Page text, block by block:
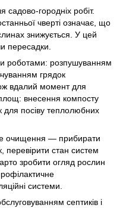
городніх робіт.
чверті означає, що
знижується. У цей
пересадки.
роботами: розпушуванням
грядок
вдалий момент для
внесення компосту
для посіву теплолюбних
очищення — прибирати
перевірити стан систем
зробити огляд рослин
системи.
септиків і